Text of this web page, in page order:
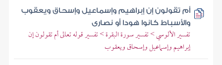
أم تقولون إن إبراهيم وإسماعيل وإسحاق ويعقوب
والأسباط كانوا هودا أو نصارى
تفسير الألوسي > تفسير سورة البقرة > تفسير قوله تعالى أم تقولون إن
إبراهيم وإسماعيل وإسحاق ويعقوب